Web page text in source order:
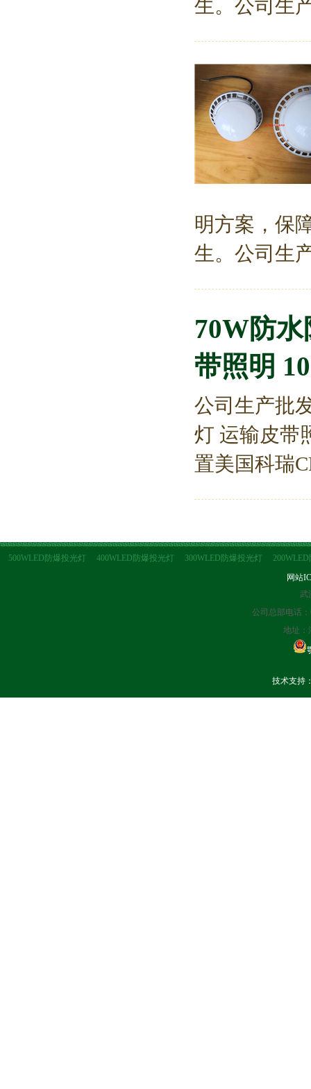
生。公司生
明方案，保
生。公司生
70W防
带照明
公司生产批
灯 运输皮带
置美国科瑞
500WLED防爆投光灯 400WLED防爆投光灯 300WLED防爆投光灯
网站
武
公司总部电话
地址：
技术支持